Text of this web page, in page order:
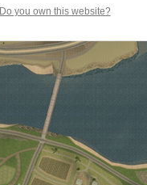
Do you own this website?